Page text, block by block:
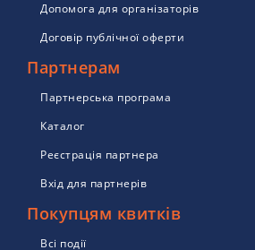
Допомога для організаторів
Договір публічної оферти
Партнерам
Партнерська програма
Каталог
Реєстрація партнера
Вхід для партнерів
Покупцям квитків
Всі події